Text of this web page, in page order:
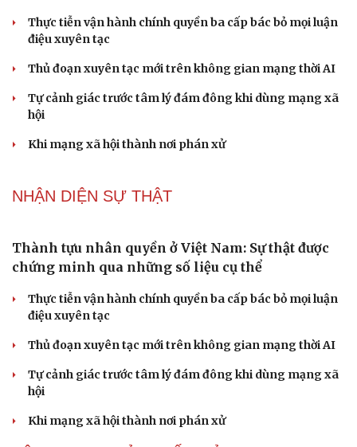
Cải chính
Thực tiễn vận hành chính quyền ba cấp bác bỏ mọi luận
điệu xuyên tạc
Thủ đoạn xuyên tạc mới trên không gian mạng thời AI
Tự cảnh giác trước tâm lý đám đông khi dùng mạng xã
hội
Khi mạng xã hội thành nơi phán xử
NHẬN DIỆN SỰ THẬT
Thành tựu nhân quyền ở Việt Nam: Sự thật được
chứng minh qua những số liệu cụ thể
Thực tiễn vận hành chính quyền ba cấp bác bỏ mọi luận
điệu xuyên tạc
Thủ đoạn xuyên tạc mới trên không gian mạng thời AI
Tự cảnh giác trước tâm lý đám đông khi dùng mạng xã
hội
Khi mạng xã hội thành nơi phán xử